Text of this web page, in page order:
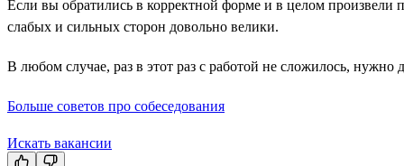
Если вы обратились в корректной форме и в целом произвели
слабых и сильных сторон довольно велики.
В любом случае, раз в этот раз с работой не сложилось, нужно
Больше советов про собеседования
Искать вакансии